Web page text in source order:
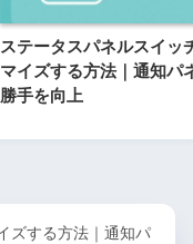
ステータスパネルスイッ
マイズする方法｜通知パ
勝手を向上
ズする方法｜通知パ